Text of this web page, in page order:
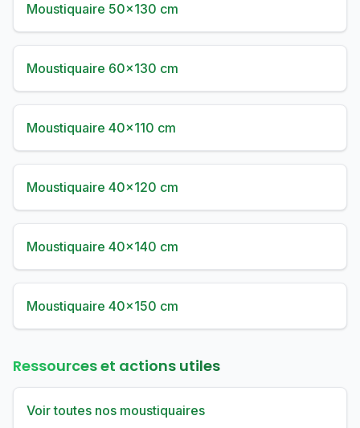
Moustiquaire 50×130 cm
Moustiquaire 60×130 cm
Moustiquaire 40×110 cm
Moustiquaire 40×120 cm
Moustiquaire 40×140 cm
Moustiquaire 40×150 cm
Ressources et actions utiles
Voir toutes nos moustiquaires